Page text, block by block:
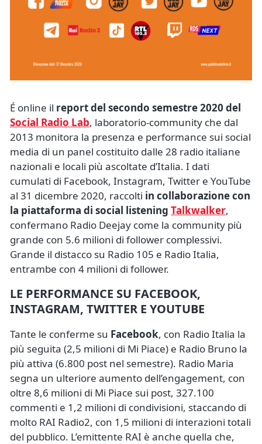
É online il report del secondo semestre 2020 del
Social Radio Lab, laboratorio-community che dal
2013 monitora la presenza e performance sui social
media di un panel costituito dalle 28 radio italiane
nazionali e locali più ascoltate d’Italia. I dati
cumulati di Facebook, Instagram, Twitter e YouTube
al 31 dicembre 2020, raccolti in collaborazione con
la piattaforma di social listening Talkwalker,
confermano Radio Deejay come la community più
grande con 5.6 milioni di follower complessivi.
Grande il distacco su Radio 105 e Radio Italia,
entrambe con 4 milioni di follower.
LE PERFORMANCE SU FACEBOOK,
INSTAGRAM, TWITTER E YOUTUBE
Tante le conferme su Facebook, con Radio Italia la
più seguita (2,5 milioni di Mi Piace) e Radio Bruno la
più attiva (6.800 post nel semestre). Radio Maria
segna un ulteriore aumento dell’engagement, con
oltre 8,6 milioni di Mi Piace sui post, 327.100
commenti e 1,2 milioni di condivisioni, staccando di
molto RAI Radio2, con 1,5 milioni di interazioni totali
del pubblico. L’emittente RAI è anche quella che,